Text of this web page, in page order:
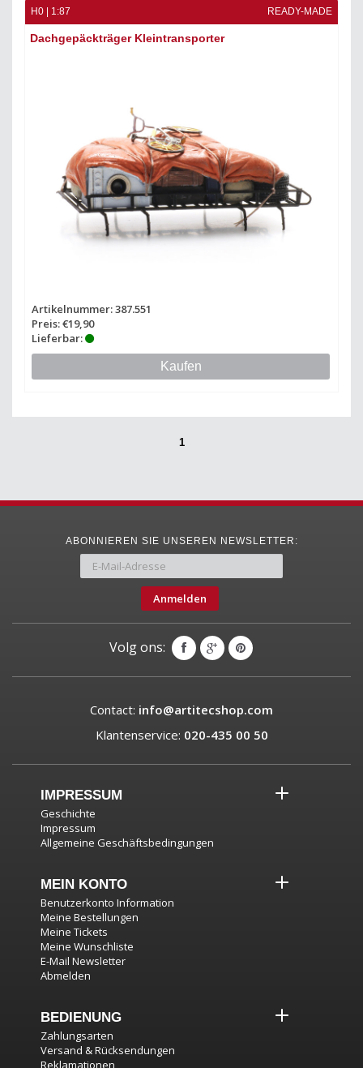
H0 | 1:87 READY-MADE
Dachgepäckträger Kleintransporter
Artikelnummer: 387.551
Preis: €19,90
Lieferbar:
Kaufen
1
ABONNIEREN SIE UNSEREN NEWSLETTER:
Anmelden
Volg ons:
Contact: info@artitecshop.com
Klantenservice: 020-435 00 50
IMPRESSUM
Geschichte
Impressum
Allgemeine Geschäftsbedingungen
MEIN KONTO
Benutzerkonto Information
Meine Bestellungen
Meine Tickets
Meine Wunschliste
E-Mail Newsletter
Abmelden
BEDIENUNG
Zahlungsarten
Versand & Rücksendungen
Reklamationen